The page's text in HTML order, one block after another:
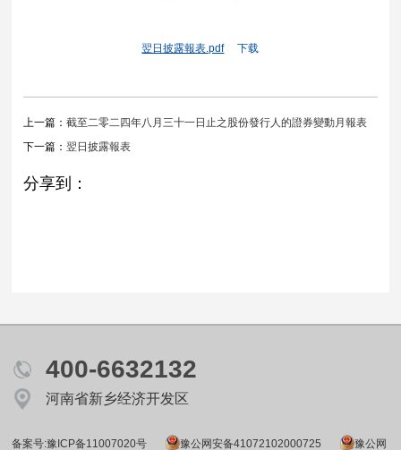
翌日披露報表.pdf 下载
上一篇：截至二零二四年八月三十一日止之股份發行人的證券變動月報表
下一篇：翌日披露報表
分享到：
400-6632132
河南省新乡经济开发区
备案号:豫ICP备11007020号 豫公网安备41072102000725 豫公网